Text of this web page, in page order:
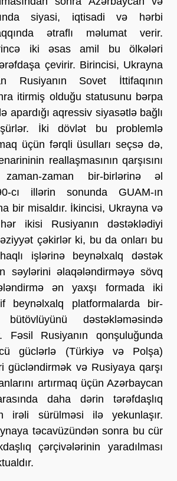
siyasi, iqtisadi və hərbi
ətraflı məlumat verir.
iki əsas amil bu ölkələri
çevirir. Birincisi, Ukrayna
Rusiyanın Sovet İttifaqının
itirmiş olduğu statusunu bərpa
apardığı aqressiv siyasətlə bağlı
İki dövlət bu problemlə
üçün fərqli üsulları seçsə də,
reallaşmasının qarşısını
zaman bir-birlərinə əl
cı illərin sonunda GUAM-ın
bir misaldır. İkincisi, Ukrayna və
ikisi Rusiyanın dəstəklədiyi
çəkirlər ki, bu da onları bu
işlərinə beynəlxalq dəstək
səylərini əlaqələndirməyə sövq
ən yaxşı formada iki
beynəlxalq platformalarda bir-
dəstəkləməsində
Fəsil Rusiyanın qonşuluğunda
güclərlə (Türkiyə və Polşa)
gücləndirmək və Rusiyaya qarşı
artırmaq üçün Azərbaycan
daha dərin tərəfdaşlıq
irəli sürülməsi ilə yekunlaşır.
təcavüzündən sonra bu cür
çərçivələrinin yaradılması